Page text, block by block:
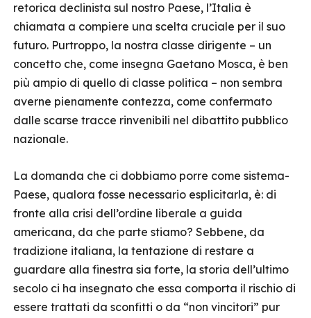
retorica declinista sul nostro Paese, l’Italia è
chiamata a compiere una scelta cruciale per il suo
futuro. Purtroppo, la nostra classe dirigente – un
concetto che, come insegna Gaetano Mosca, è ben
più ampio di quello di classe politica – non sembra
averne pienamente contezza, come confermato
dalle scarse tracce rinvenibili nel dibattito pubblico
nazionale.
La domanda che ci dobbiamo porre come sistema-
Paese, qualora fosse necessario esplicitarla, è: di
fronte alla crisi dell’ordine liberale a guida
americana, da che parte stiamo? Sebbene, da
tradizione italiana, la tentazione di restare a
guardare alla finestra sia forte, la storia dell’ultimo
secolo ci ha insegnato che essa comporta il rischio di
essere trattati da sconfitti o da “non vincitori” pur